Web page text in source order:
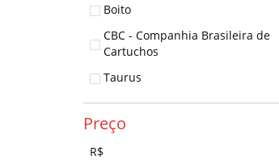
Boito
CBC - Companhia Brasileira de
Cartuchos
Taurus
Preço
R$